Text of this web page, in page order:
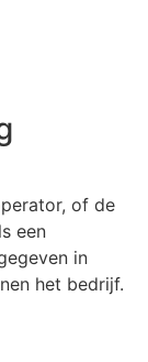
of de
een
in
het bedrijf.